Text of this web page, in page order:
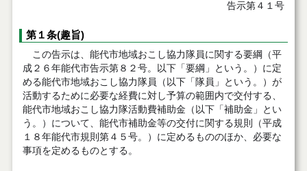
告示第４１号
第１条(趣旨)
この告示は、能代市地域おこし協力隊員に関する要綱（平
成２６年能代市告示第８２号。以下「要綱」という。）に定
める能代市地域おこし協力隊員（以下「隊員」という。）が
活動するために必要な経費に対し予算の範囲内で交付する、
能代市地域おこし協力隊活動費補助金（以下「補助金」とい
う。）について、能代市補助金等の交付に関する規則（平成
１８年能代市規則第４５号。）に定めるもののほか、必要な
事項を定めるものとする。